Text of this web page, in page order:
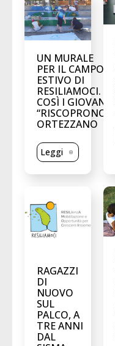
UN MURALE
PER IL CAMPO
ESTIVO DI
RESILIAMOCI.
COSÌ I GIOVANI
“RISCOPRONO”
ORTEZZANO
Leggi
RAGAZZI
DI
NUOVO
SUL
PALCO, A
TRE ANNI
DAL